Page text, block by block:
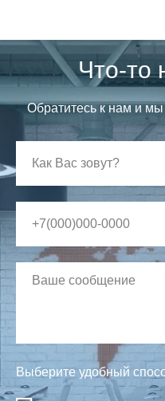
Что-то
Обратитесь к нам и
Выберите удобный